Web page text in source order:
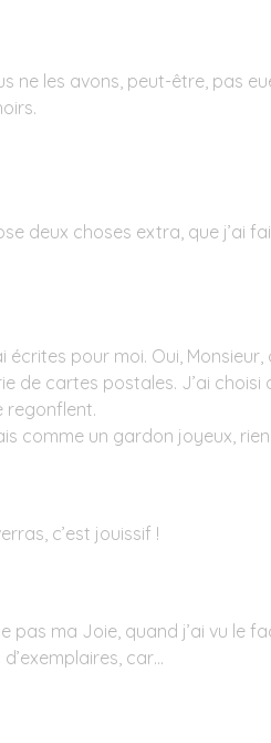
ne les avons, peut-être, pas
deux choses extra, que j’ai
écrites pour moi. Oui, Monsieur,
de cartes postales. J’ai
regonflent.
comme un gardon joyeux, rien
c’est jouissif !
pas ma Joie, quand j’ai vu le
car…